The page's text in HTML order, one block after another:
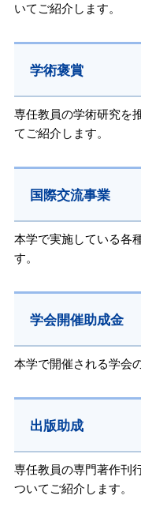
いてご紹介します。
学術褒賞
専任教員の学術研究を
てご紹介します。
国際交流事業
本学で実施している各
す。
学会開催助成金
本学で開催される学会
出版助成
専任教員の専門著作刊
ついてご紹介します。